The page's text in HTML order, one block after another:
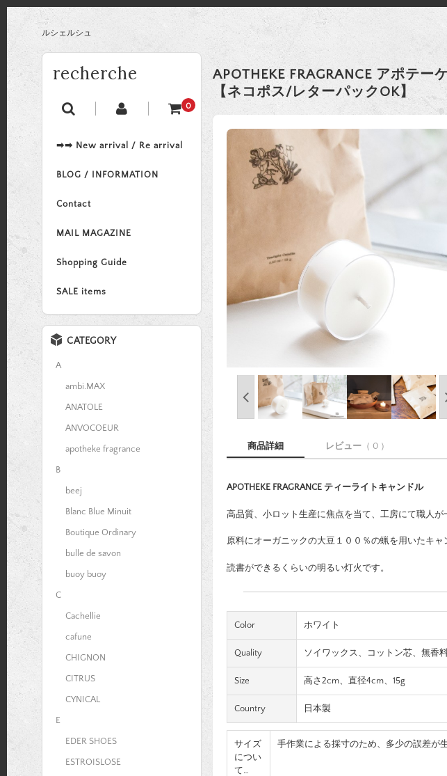
ルシェルシュ
recherche
0
➡➡ New arrival / Re arrival
BLOG / INFORMATION
Contact
MAIL MAGAZINE
Shopping Guide
SALE items
APOTHEKE FRAGRANCE アポテ
【ネコポス/レターパックOK】
商品詳細 レビュー （ 0 ）
APOTHEKE FRAGRANCE ティーライトキャンドル
高品質、小ロット生産に焦点を当て、工房にて職人が
原料にオーガニックの大豆１００％の蝋を用いたキャ
読書ができるくらいの明るい灯火です。
Color ホワイト
Quality ソイワックス、コットン芯、無香
Size 高さ2cm、直径4cm、15g
Country 日本製
サイズ
につい
て…
手作業による採寸のため、多少の誤差が
CATEGORY
A
ambi.MAX
ANATOLE
ANVOCOEUR
apotheke fragrance
B
beej
Blanc Blue Minuit
Boutique Ordinary
bulle de savon
buoy buoy
C
Cachellie
cafune
CHIGNON
CITRUS
CYNICAL
E
EDER SHOES
ESTROISLOSE